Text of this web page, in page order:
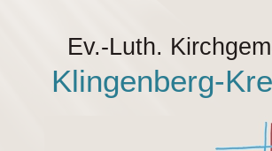
Ev.-Luth.
Klingenberg-